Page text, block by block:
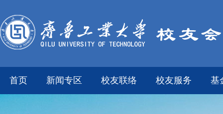
首页 新闻专区 校友联络 校友服务 基